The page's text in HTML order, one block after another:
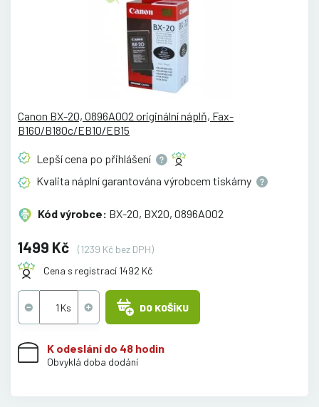
Canon BX-20, 0896A002 originální náplň, Fax-
B160/B180c/EB10/EB15
Lepší cena po přihlášení
Kvalita náplní garantována výrobcem tiskárny
Kód výrobce: BX-20, BX20, 0896A002
1499 Kč
(1239 Kč bez DPH)
Cena s registrací 1492 Kč
DO KOŠÍKU
K odeslání do 48 hodin
Obvyklá doba dodání